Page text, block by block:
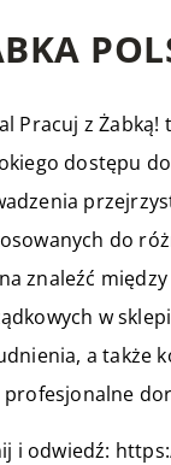
Pracuj z Żabką!
dostępu
do
znaleźć
w
a także
profesjonalne
i odwiedź: